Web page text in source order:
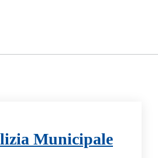
Municipale